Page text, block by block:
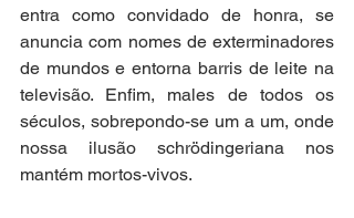
entra como convidado de honra, se
anuncia com nomes de exterminadores
de mundos e entorna barris de leite na
televisão. Enfim, males de todos os
séculos, sobrepondo-se um a um, onde
nossa ilusão schrödingeriana nos
mantém mortos-vivos.